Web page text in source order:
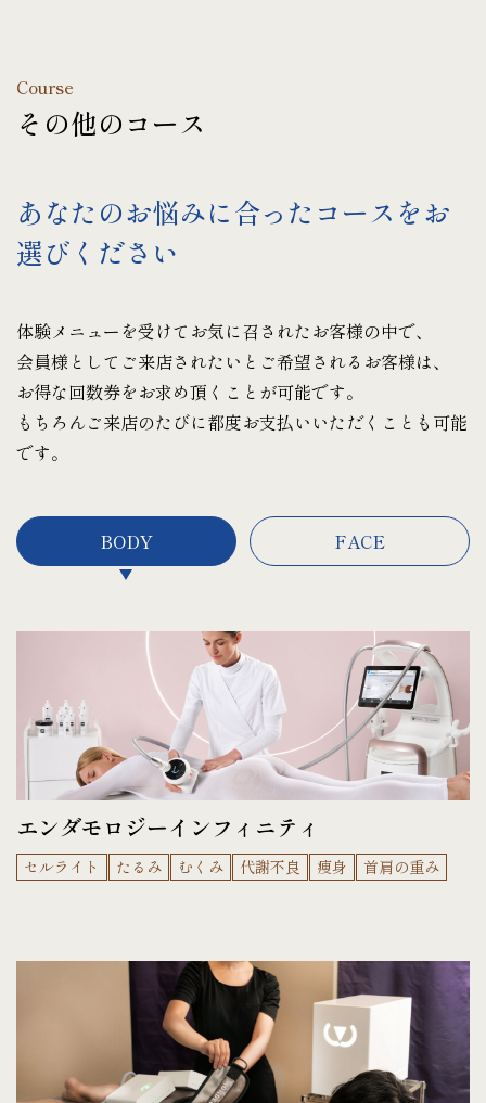
Course
その他のコース
あなたのお悩みに合ったコースをお
選びください
体験メニューを受けてお気に召されたお客様の中で、
会員様としてご来店されたいとご希望されるお客様は、
お得な回数券をお求め頂くことが可能です。
もちろんご来店のたびに都度お支払いいただくことも可能
です。
BODY FACE
エンダモロジーインフィニティ
セルライト たるみ むくみ 代謝不良 痩身 首肩の重み